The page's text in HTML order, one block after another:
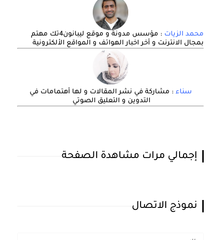
محمد الزيات
: مؤسس مدونة و موقع ليبانون4تك مهتم
بمجال الانترنت و أخر اخبار الهواتف و المواقع الألكترونية
سناء : مشاركة في نشر المقالات و لها أهتمامات في
التدوين و التعليق الصوتي
إجمالي مرات مشاهدة الصفحة
نموذج الاتصال